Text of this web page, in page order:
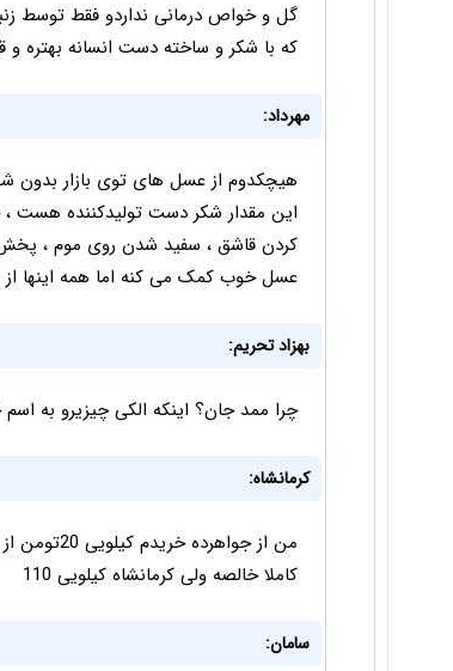
گل و خواص درمانی نداردو فقط توسط
که با شکر و ساخته دست انسانه بهتره و قیمتش
مهرداد:
هیچکدوم از عسل های توی بازار بدون
این مقدار شکر دست تولیدکننده هست
کردن قاشق ، سفید شدن روی موم ،
عسل خوب کمک می کنه اما همه اینها از
بهزاد تحریم:
چرا ممد جان؟ اینکه الکی چیزیرو به
کرمانشاه:
من از
کاملا خالصه ولی کرمانشاه کیلویی 110
سامان: